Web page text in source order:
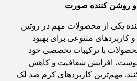
و روشن کننده صورت
یکی از محصولات مهم در روتین
متنوعی برای بهبود
با ترکیبات تخصصی خود
پوست، افزایش شفافیت و کاهش
مهم‌ترین کاربردهای کرم ضد لک